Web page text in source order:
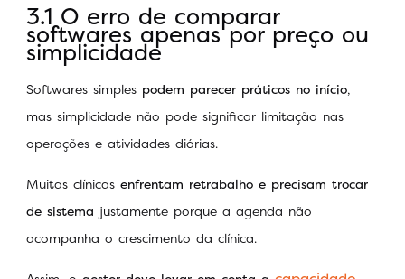
3.1 O erro de comparar
softwares apenas por preço ou
simplicidade
Softwares simples podem parecer práticos no início,
mas simplicidade não pode significar limitação nas
operações e atividades diárias.
Muitas clínicas enfrentam retrabalho e precisam trocar
de sistema justamente porque a agenda não
acompanha o crescimento da clínica.